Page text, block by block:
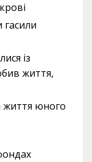
гасили
із
життя,
життя юного